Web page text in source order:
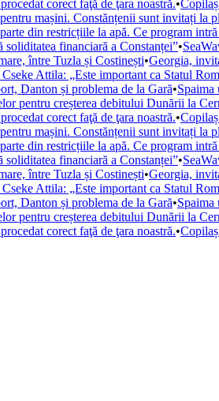
corect faţă de ţara noastră.•
mașini. Constănțenii sunt invitați la
din restricțiile la apă. Ce program
soliditatea financiară a Constanței”•
între Tuzla și Costinești•Georgia,
Attila: „Este important ca Statul
Danton și problema de la Gară•Spaima
pentru creșterea debitului Dunării la
corect faţă de ţara noastră.•
mașini. Constănțenii sunt invitați la
din restricțiile la apă. Ce program
soliditatea financiară a Constanței”•
între Tuzla și Costinești•Georgia,
Attila: „Este important ca Statul
Danton și problema de la Gară•Spaima
pentru creșterea debitului Dunării la
corect faţă de ţara noastră.•